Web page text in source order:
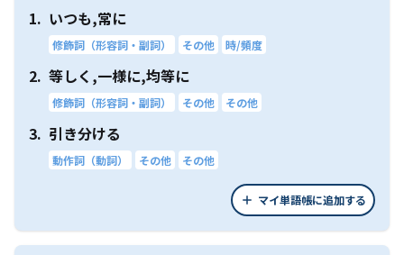
1. いつも,常に
修飾詞（形容詞・副詞） その他 時/頻度
2. 等しく,一様に,均等に
修飾詞（形容詞・副詞） その他 その他
3. 引き分ける
動作詞（動詞） その他 その他
マイ単語帳に追加する